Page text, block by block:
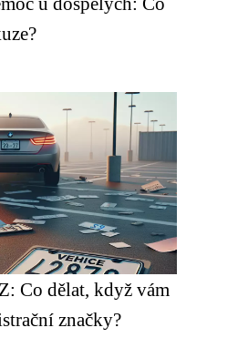
Co dělat, když vám
značky?